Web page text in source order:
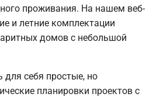
проживания. На нашем веб-
и летние комплектации
домов с небольшой
себя простые, но
планировки проектов с